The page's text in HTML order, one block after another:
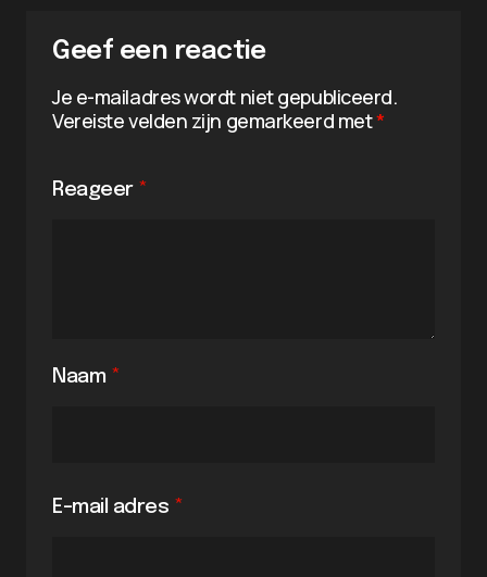
Geef een reactie
Je e-mailadres wordt niet gepubliceerd.
Vereiste velden zijn gemarkeerd met*
Reageer *
Naam *
E-mail adres *